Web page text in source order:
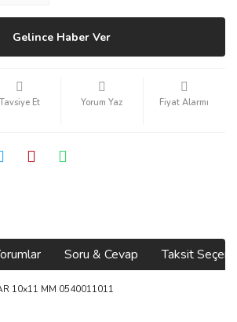
Gelince Haber Ver
Tavsiye Et Yorum Yaz Fiyat Alarmı
Soru & Cevap Taksit
10x11 MM 0540011011